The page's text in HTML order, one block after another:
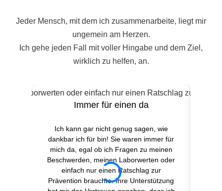
Jeder Mensch, mit dem ich zusammenarbeite, liegt mir
ungemein am Herzen.
Ich gehe jeden Fall mit voller Hingabe und dem Ziel,
wirklich zu helfen, an.
Immer für einen da
Ich kann gar nicht genug sagen, wie
dankbar ich für bin! Sie waren immer für
mich da, egal ob ich Fragen zu meinen
Beschwerden, meinen Laborwerten oder
einfach nur einen Ratschlag zur
Prävention brauchte. Ihre Unterstützung